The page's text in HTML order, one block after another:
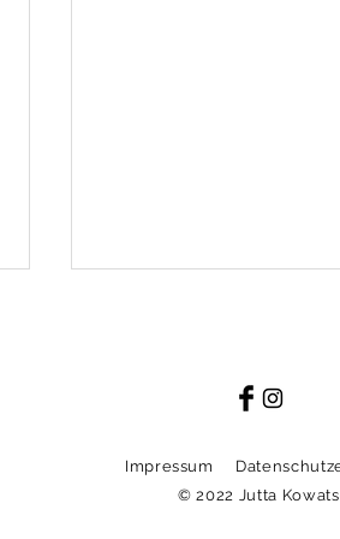
Vernissage "Catching
Impressum
© 2022 Jutta